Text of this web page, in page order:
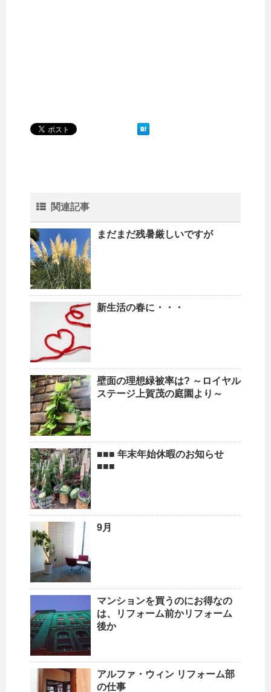
関連記事
まだまだ残暑厳しいですが
新生活の春に・・・
壁面の理想緑被率は? ～ロイヤル
ステージ上賀茂の庭園より～
■■■ 年末年始休暇のお知らせ
■■■
9月
マンションを買うのにお得なの
は、リフォーム前かリフォーム
後か
アルファ・ウィン リフォーム部
の仕事